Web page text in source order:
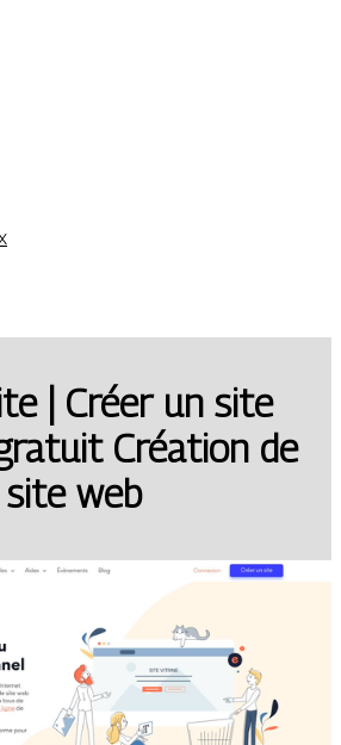
| Créer un site
Création de
site web